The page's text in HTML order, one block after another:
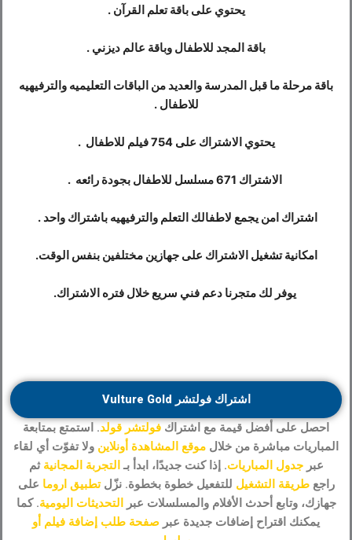
يحتوي على باقة تعلم القرآن .
باقة المجد للاطفال وباقة عالم ديزني .
باقة مرحلة ما قبل المدرسة والعديد من الباقات التعليميه والترفيهيه
للاطفال .
يحتوي الاشتراك على 754 فيلم للاطفال .
الاشتراك 671 مسلسل للاطفال بجودة رائعه .
اشتراك امن يجمع لاطفالك التعلم والترفيهيه باشتراك واحد .
امكانية تشغيل الاشتراك على جهازين مختلفين بنفس الوقت.
يوفر لك متجرنا دعم فني سريع خلال فتره الاشتراك.
اشتراك فولتشر Vulture Gold
احصل على أفضل قيمة مع اشتراك فولتشر قولد. استمتع بمتابعة
المباريات مباشرة من خلال موقع المشاهدة أونلاين ولا تفوّت أي لقاء
عبرجدول المباريات. إذا كنت جديدًا، ابدأ بـ التجربة المجانية ثم
راجع طريقة التشغيل للتفعيل خطوة بخطوة. نزّلتطبيق اروما على
جهازك، وتابع أحدث الأفلام والمسلسلات عبر
التحديثات اليومية. كما
يمكنك اقتراح إضافات جديدة عبر صفحة طلب إضافة فيلم أو